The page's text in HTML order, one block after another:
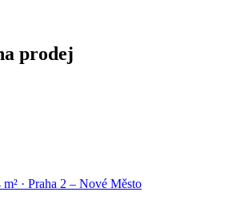
prodej
m² · Praha 2 – Nové Město